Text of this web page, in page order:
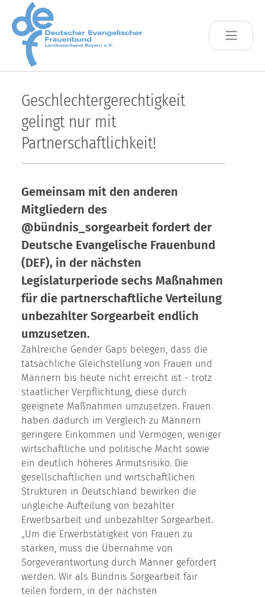
Skip to main content
Geschlechtergerechtigkeit
gelingt nur mit
Partnerschaftlichkeit!
Gemeinsam mit den anderen
Mitgliedern des
@bündnis_sorgearbeit fordert der
Deutsche Evangelische Frauenbund
(DEF), in der nächsten
Legislaturperiode sechs Maßnahmen
für die partnerschaftliche Verteilung
unbezahlter Sorgearbeit endlich
umzusetzen.
Zahlreiche Gender Gaps belegen, dass die
tatsächliche Gleichstellung von Frauen und
Männern bis heute nicht erreicht ist - trotz
staatlicher Verpflichtung, diese durch
geeignete Maßnahmen umzusetzen. Frauen
haben dadurch im Vergleich zu Männern
geringere Einkommen und Vermögen, weniger
wirtschaftliche und politische Macht sowie
ein deutlich höheres Armutsrisiko. Die
gesellschaftlichen und wirtschaftlichen
Strukturen in Deutschland bewirken die
ungleiche Aufteilung von bezahlter
Erwerbsarbeit und unbezahlter Sorgearbeit.
„Um die Erwerbstätigkeit von Frauen zu
stärken, muss die Übernahme von
Sorgeverantwortung durch Männer gefördert
werden. Wir als Bündnis Sorgearbeit fair
teilen fordern, in der nächsten